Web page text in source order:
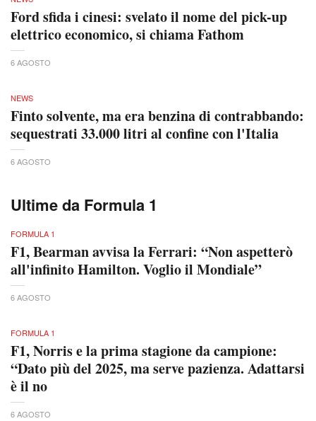
Ford sfida i cinesi: svelato il nome del pick-up
elettrico economico, si chiama Fathom
6 AGOSTO
NEWS
Finto solvente, ma era benzina di contrabbando:
sequestrati 33.000 litri al confine con l'Italia
6 AGOSTO
Ultime da Formula 1
FORMULA 1
F1, Bearman avvisa la Ferrari: “Non aspetterò
all'infinito Hamilton. Voglio il Mondiale”
6 AGOSTO
FORMULA 1
F1, Norris e la prima stagione da campione:
“Dato più del 2025, ma serve pazienza. Adattarsi
è il no
6 AGOSTO